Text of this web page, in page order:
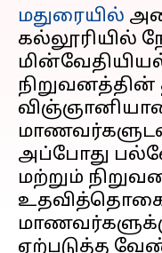
மதுரையில்
கல்லூரியில்
அப்போது
மற்றும்
உதவித்தொகை
ஏற்படுத்த